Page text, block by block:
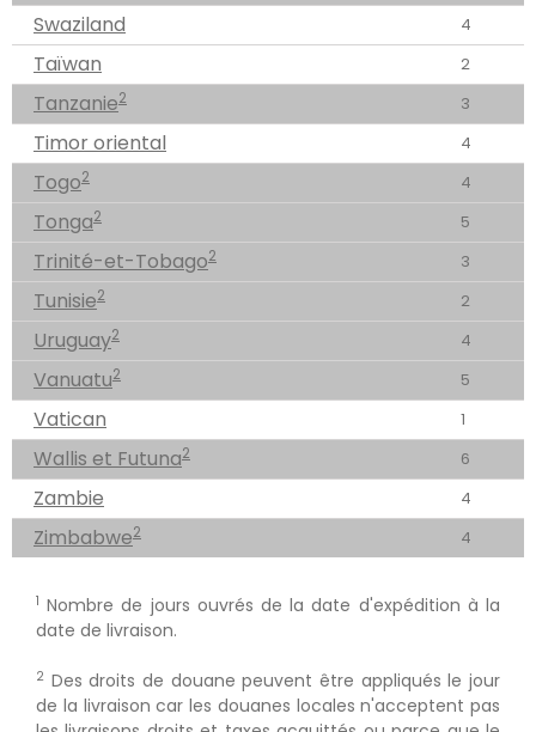
Swaziland 4
Taïwan 2
Tanzanie2 3
Timor oriental 4
Togo2 4
Tonga2 5
Trinité-et-Tobago2 3
Tunisie2 2
Uruguay2 4
Vanuatu2 5
Vatican 1
Wallis et Futuna2 6
Zambie 4
Zimbabwe2 4
1 Nombre de jours ouvrés de la date d'expédition à la
date de livraison.
2 Des droits de douane peuvent être appliqués le jour
de la livraison car les douanes locales n'acceptent pas